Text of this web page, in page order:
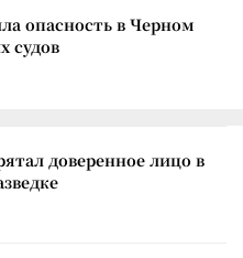
опасность в Черном
судов
доверенное лицо в